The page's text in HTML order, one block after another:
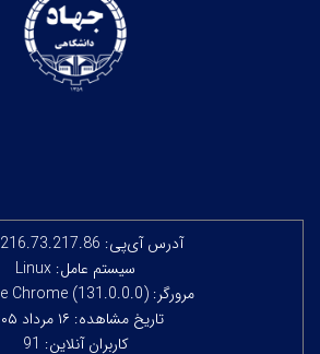
آدرس آی‌پی: 216.73.217.86
سیستم عامل: Linux
مرورگر: Google Chrome (131.0.0.0)
تاریخ مشاهده: ۱۶ مرداد ۱۴۰۵
کاربران آنلاین: 91